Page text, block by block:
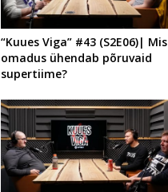
“Kuues Viga” #43 (S2E06)| Mis
omadus ühendab põruvaid
supertiime?